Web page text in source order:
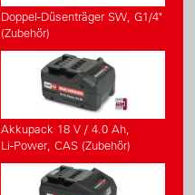
Doppel-Düsenträger SW, G1/4"
(Zubehör)
Akkupack 18 V / 4.0 Ah,
Li-Power, CAS (Zubehör)